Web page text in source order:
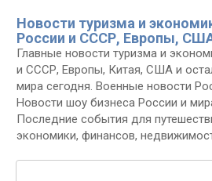
контенту
Новости туризма и
России и СССР, Европы,
Главные новости туризма и
и СССР, Европы, Китая, США и
мира сегодня. Военные новости
Новости шоу бизнеса России и
Последние события для
экономики, финансов,
Поиск: